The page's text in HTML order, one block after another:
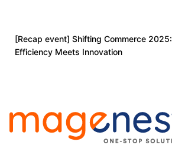
[Recap event] Shifting Commerce 2025:
Efficiency Meets Innovation